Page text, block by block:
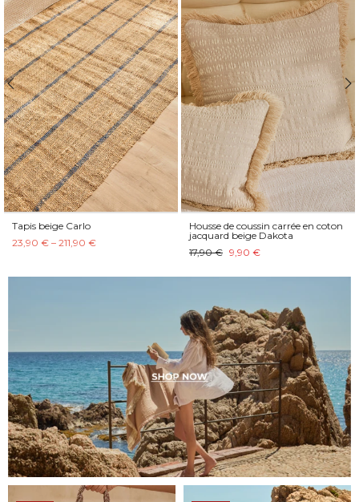
Tapis beige Carlo
23,90 € – 211,90 €
Housse de coussin carrée en coton
jacquard beige Dakota
17,90 € 9,90 €